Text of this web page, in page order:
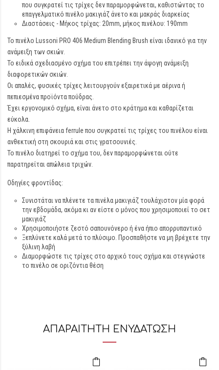
που συγκρατεί τις τρίχες δεν παραμορφώνεται, καθιστώντας το
επαγγελματικό πινέλο μακιγιάζ άνετο και μακράς διαρκείας
Διαστάσεις - Μήκος τρίχας: 20mm, μήκος πινέλου: 190mm
Το πινέλο Lussoni PRO 406 Medium Blending Brush είναι ιδανικό για την
ανάμειξη των σκιών.
Το ειδικά σχεδιασμένο σχήμα του επιτρέπει την άψογη ανάμειξη
διαφορετικών σκιών.
Οι απαλές, φυσικές τρίχες λειτουργούν εξαιρετικά με αέρινα ή
πεπιεσμένα προϊόντα πούδρας.
Έχει εργονομικό σχήμα, είναι άνετο στο κράτημα και καθαρίζεται
εύκολα.
Η χάλκινη επιφάνεια ferrule που συγκρατεί τις τρίχες του πινέλου είναι
ανθεκτική στη σκουριά και στις γρατσουνιές.
Το πινέλο διατηρεί το σχήμα του, δεν παραμορφώνεται ούτε
παρατηρείται απώλεια τριχών.
Οδηγίες φροντίδας:
Συνιστάται να πλένετε τα πινέλα μακιγιάζ τουλάχιστον μία φορά
την εβδομάδα, ακόμα κι αν είστε ο μόνος που χρησιμοποιεί το σετ
μακιγιάζ
Χρησιμοποιήστε ζεστό σαπουνόνερο ή ένα ήπιο απορρυπαντικό
Ξεπλύνετε καλά μετά το πλύσιμο. Προσπαθήστε να μη βρέχετε την
ξύλινη λαβή
Διαμορφώστε τις τρίχες στο αρχικό τους σχήμα και στεγνώστε
το πινέλο σε οριζόντια θέση
ΑΠΑΡΑΙΤΗΤΗ ΕΝΥΔΑΤΩΣΗ